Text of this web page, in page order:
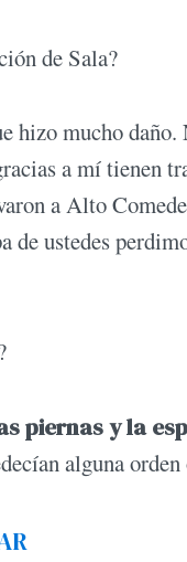
de Sala?
hizo mucho daño.
a mí tienen
a Alto
de ustedes
piernas y la
alguna